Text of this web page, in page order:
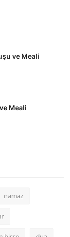
ve Meali
Meali
namaz